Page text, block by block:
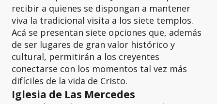
recibir a quienes se dispongan a mantener
viva la tradicional visita a los siete templos.
Acá se presentan siete opciones que, además
de ser lugares de gran valor histórico y
cultural, permitirán a los creyentes
conectarse con los momentos tal vez más
difíciles de la vida de Cristo.
Iglesia de Las Mercedes